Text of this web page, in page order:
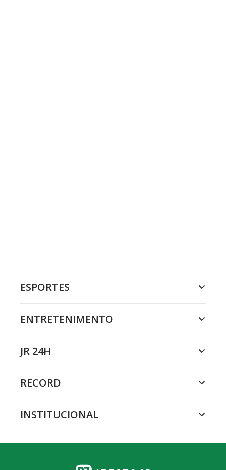
ESPORTES
ENTRETENIMENTO
JR 24H
RECORD
INSTITUCIONAL